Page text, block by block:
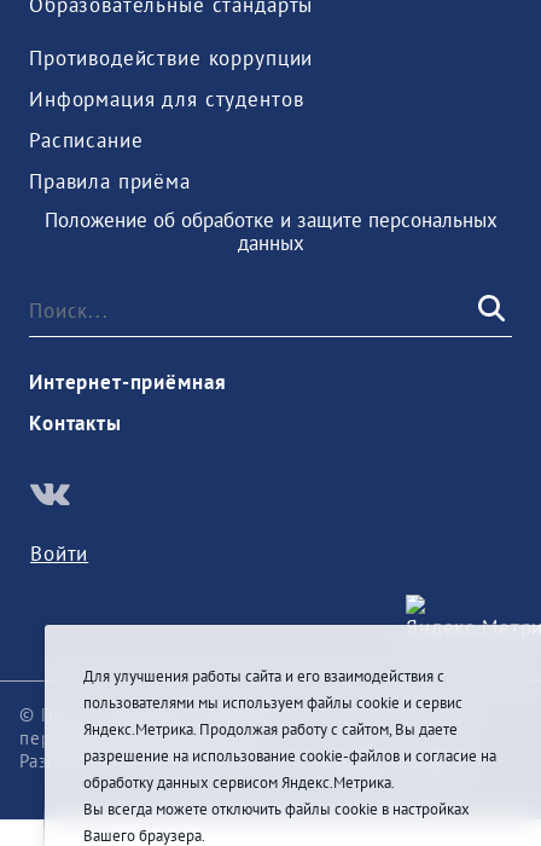
Противодействие коррупции
Информация для студентов
Расписание
Правила приёма
Положение об обработке и защите персональных
данных
Интернет-приёмная
Контакты
Войти
© При цитировании информации с сайта ссылка на
первоисточник обязательна
Разработка и техподдержка сайтаPragmatic Studio
Для улучшения работы сайта и его взаимодействия с
пользователями мы используем файлы cookie и сервис
Яндекс.Метрика. Продолжая работу с сайтом, Вы даете
разрешение на использование cookie-файлов и согласие на
обработку данных сервисом Яндекс.Метрика.
Вы всегда можете отключить файлы cookie в настройках
Вашего браузера.